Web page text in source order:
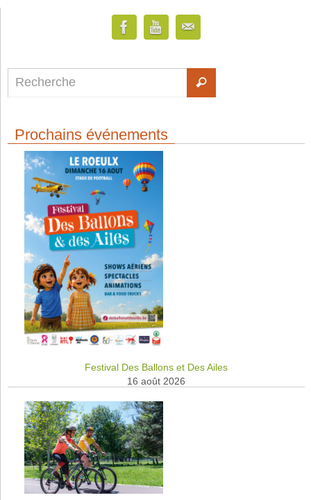
Prochains événements
Festival Des Ballons et Des Ailes
16 août 2026